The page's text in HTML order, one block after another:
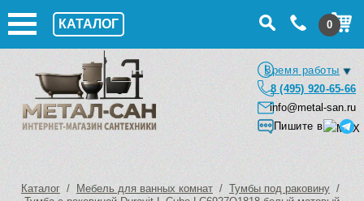
КАТАЛОГ 0
Время работы
8 (495) 920-65-66
info@metal-san.ru
Пишите в
Каталог / Мебель для ванных комнат / Тумбы под раковину /